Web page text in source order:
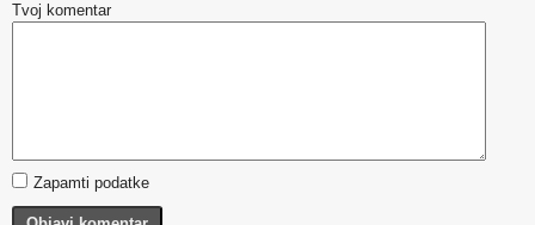
Tvoj komentar
Zapamti podatke